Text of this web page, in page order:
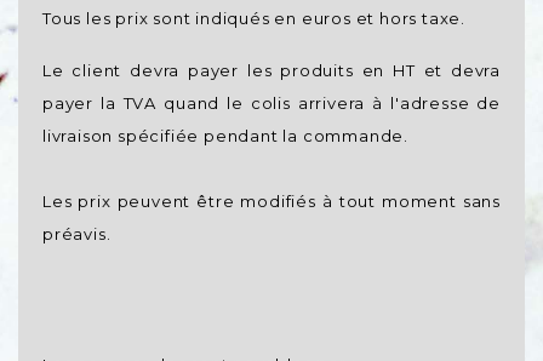
Tous les prix sont indiqués en euros et hors taxe.
Le client devra payer les produits en HT et devra
payer la TVA quand le colis arrivera à l'adresse de
livraison spécifiée pendant la commande.
Les prix peuvent être modifiés à tout moment sans
préavis.